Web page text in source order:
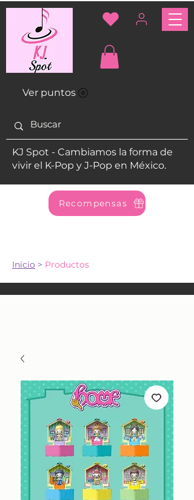
Ver puntos
KJ Spot - Cambiamos la forma de
vivir el K-Pop y J-Pop en México.
Recompensas
Inicio > Productos